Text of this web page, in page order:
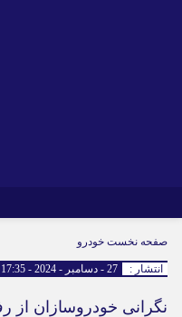
اینستاگرام
صفحه نخست خودرو
انتشار : 27 - دسامبر - 2024 - 17:35
نگرانی خودروسازان از